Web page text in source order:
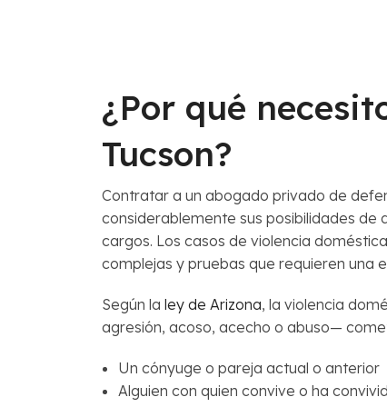
¿Por qué
Tucson?
Contratar a un abogado privado de
considerablemente sus posibilidades de
cargos. Los casos de violencia
complejas y pruebas que requieren una
Según la ley de Arizona, la violencia
agresión, acoso, acecho o abuso—
Un cónyuge o pareja actual o anterior
Alguien con quien convive o ha